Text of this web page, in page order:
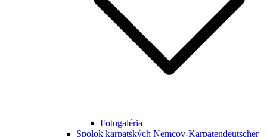
Fotogaléria
Spolok karpatských Nemcov-Karpatendeutscher